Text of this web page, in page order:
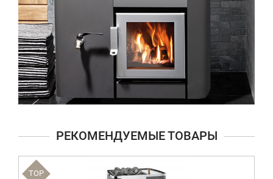
РЕКОМЕНДУЕМЫЕ ТОВАРЫ
TOP